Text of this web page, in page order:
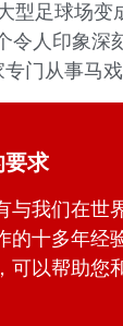
型足球场变
令人印象深
专门从事马
要求
与我们在世
的十多年经
可以帮助您